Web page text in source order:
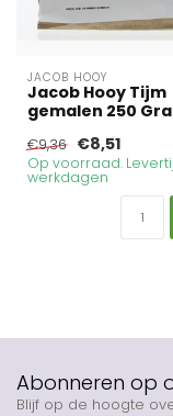
JACOB HOOY
Jacob Hooy Tijm
gemalen 250
€9,36 €8,51
Op voorraad.
werkdagen
Abonneren op
Blijf op de hoogte